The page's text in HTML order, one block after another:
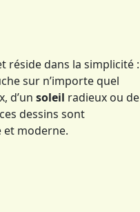
réside dans la simplicité :
sur n’importe quel
d’un soleil radieux ou de
dessins sont
et moderne.